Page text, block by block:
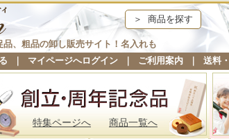
＞ 商品を探す
、粗品の卸し販売サイト！名入れも
マイページへログイン ご利用案内 送料
特集ページへ 商品一覧へ